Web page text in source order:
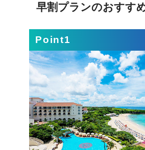
早割プランのおすす
Point1